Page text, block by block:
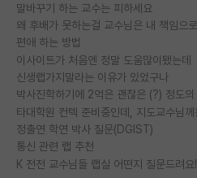
말바꾸기 하는 교수는 피하세요
편애 하는 방법
이사이트가 처음엔 정말 도움많이됐는데
신생랩가지말라는 이유가 있었구나
정출연 학연 박사 질문(DGIST)
통신 관련 랩 추천
K 전전 교수님들 랩실 어떤지 질문드려요!